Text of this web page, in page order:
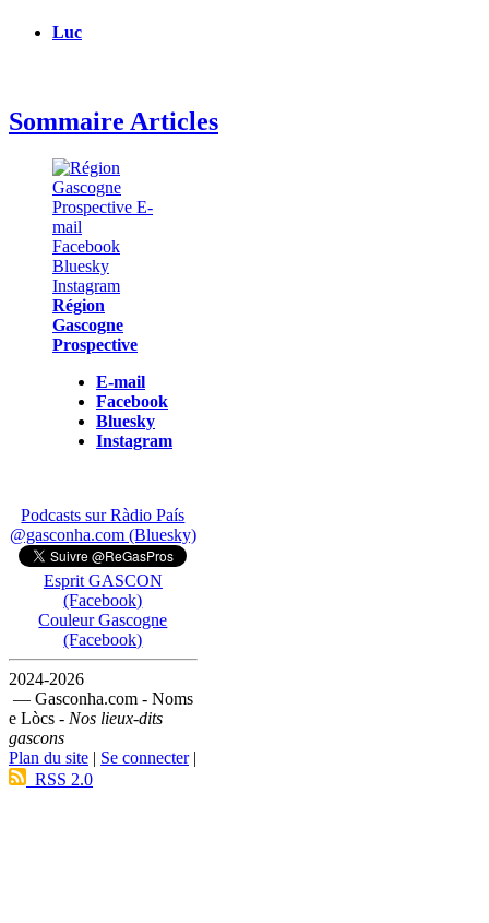
Luc
Sommaire Articles
Région
Gascogne
Prospective
E-mail
Facebook
Bluesky
Instagram
Podcasts sur Ràdio País
@gasconha.com (Bluesky)
Esprit GASCON
(Facebook)
Couleur Gascogne
(Facebook)
2024-2026
— Gasconha.com - Noms
e Lòcs - Nos lieux-dits
gascons
Plan du site | Se connecter|
RSS 2.0